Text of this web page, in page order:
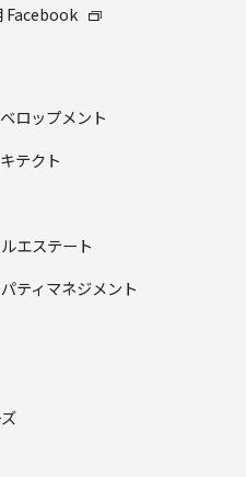
Facebook
ロップメント
テクト
エステート
ティマネジメント